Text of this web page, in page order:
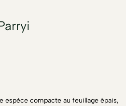
espèce compacte au feuillage épais,